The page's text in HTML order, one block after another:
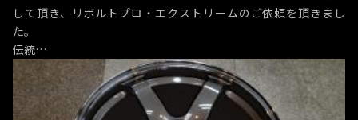
して頂き、リボルトプロ・エクストリームのご依頼を頂きまし
た。
伝統…